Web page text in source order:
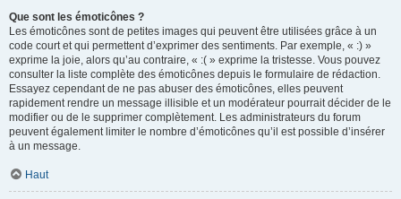
Que sont les émoticônes ?
Les émoticônes sont de petites images qui peuvent être utilisées grâce à un
code court et qui permettent d’exprimer des sentiments. Par exemple, « :) »
exprime la joie, alors qu’au contraire, « :( » exprime la tristesse. Vous pouvez
consulter la liste complète des émoticônes depuis le formulaire de rédaction.
Essayez cependant de ne pas abuser des émoticônes, elles peuvent
rapidement rendre un message illisible et un modérateur pourrait décider de le
modifier ou de le supprimer complètement. Les administrateurs du forum
peuvent également limiter le nombre d’émoticônes qu’il est possible d’insérer
à un message.
Haut